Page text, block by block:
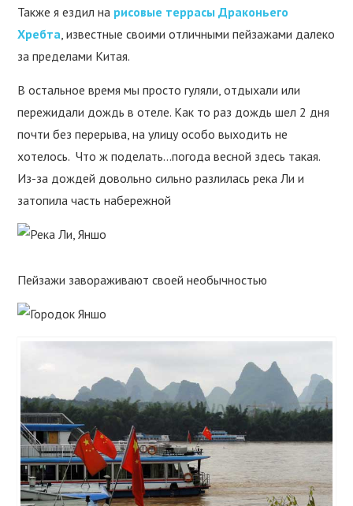
Также я ездил на рисовые террасы Драконьего
Хребта, известные своими отличными пейзажами далеко
за пределами Китая.
В остальное время мы просто гуляли, отдыхали или
пережидали дождь в отеле. Как то раз дождь шел 2 дня
почти без перерыва, на улицу особо выходить не
хотелось. Что ж поделать…погода весной здесь такая.
Из-за дождей довольно сильно разлилась река Ли и
затопила часть набережной
Пейзажи завораживают своей необычностью